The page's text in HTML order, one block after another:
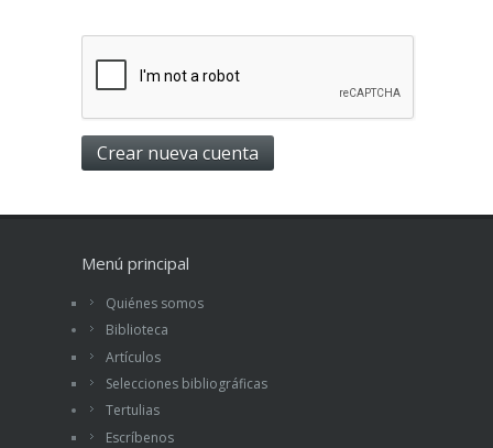
Menú principal
Quiénes somos
Biblioteca
Artículos
Selecciones bibliográficas
Tertulias
Escríbenos